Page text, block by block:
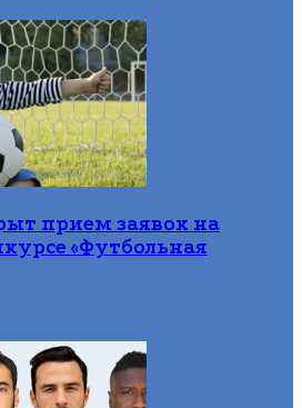
прием заявок на
«Футбольная